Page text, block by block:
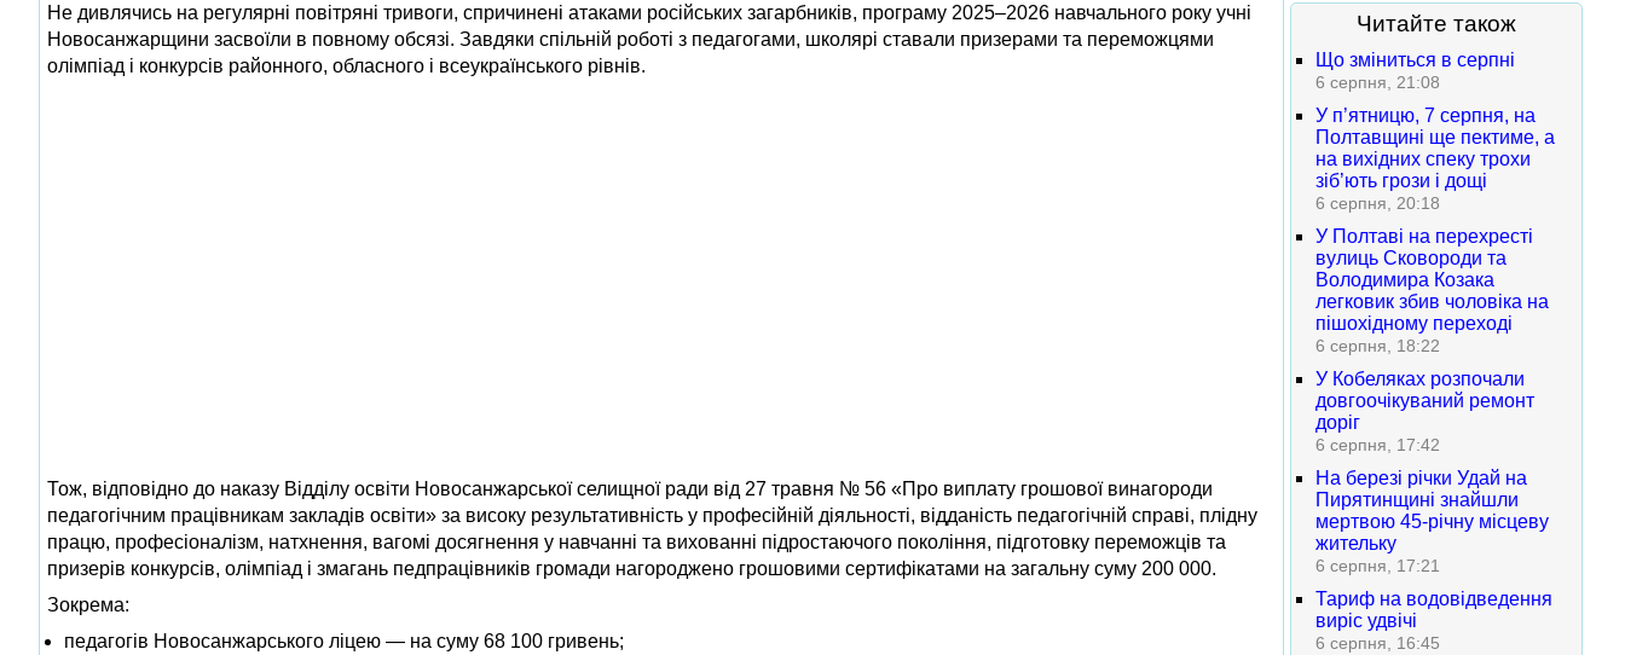
Не дивлячись на регулярні повітряні тривоги, спричинені атаками російських загарбників, програму 2025–2026 навчального року учні
Новосанжарщини засвоїли в повному обсязі. Завдяки спільній роботі з педагогами, школярі ставали призерами та переможцями
олімпіад і конкурсів районного, обласного і всеукраїнського рівнів.
Тож, відповідно до наказу Відділу освіти Новосанжарської селищної ради від 27 травня № 56 «Про виплату грошової винагороди
педагогічним працівникам закладів освіти» за високу результативність у професійній діяльності, відданість педагогічній справі, плідну
працю, професіоналізм, натхнення, вагомі досягнення у навчанні та вихованні підростаючого покоління, підготовку переможців та
призерів конкурсів, олімпіад і змагань педпрацівників громади нагороджено грошовими сертифікатами на загальну суму 200 000.
Зокрема:
педагогів Новосанжарського ліцею — на суму 68 100 гривень;
Читайте також
Що зміниться в серпні
6 серпня, 21:08
У п’ятницю, 7 серпня, на
Полтавщині ще пектиме, а
на вихідних спеку трохи
зіб’ють грози і дощі
6 серпня, 20:18
У Полтаві на перехресті
вулиць Сковороди та
Володимира Козака
легковик збив чоловіка на
пішохідному переході
6 серпня, 18:22
У Кобеляках розпочали
довгоочікуваний ремонт
доріг
6 серпня, 17:42
На березі річки Удай на
Пирятинщині знайшли
мертвою 45-річну місцеву
жительку
6 серпня, 17:21
Тариф на водовідведення
виріс удвічі
6 серпня, 16:45